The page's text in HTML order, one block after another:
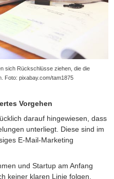
sich Rückschlüsse ziehen, die die
Foto: pixabay.com/tam1875
Vorgehen
darauf hingewiesen, dass
unterliegt. Diese sind im
E-Mail-Marketing
und Startup am Anfang
keiner klaren Linie folgen.